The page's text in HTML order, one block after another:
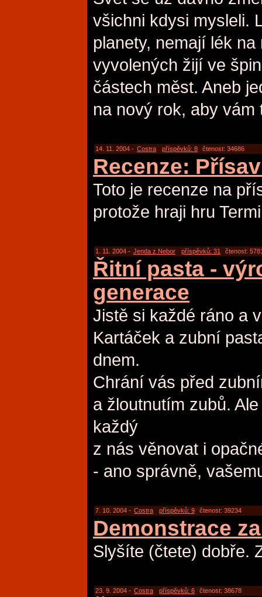
všichni kdysi mysleli.
planety, nemají lék
vyvolených žijí ve
částech měst. Aneb
na nový rok, aby vám
14. 11. 2004 - Costra příspěvků: 8 čtenost: 34686
Recenze:
Toto je recenze na
protože hraji hru
1. 11. 2004 - Jenda z Nebor příspěvků: 31 čtenost:
Řitní pasta -
generace
Jistě si každé ráno a
Kartáček a zubní
dnem.
Chrání vás před
a žloutnutím zubů.
každý
z nás věnovat i
- ano správně,
7. 10. 2004 - Costra příspěvků: 9 čtenost: 39234
Demonstrace
Slyšíte (čtete) dobře.
23. 9. 2004 - Costra příspěvků: 6 čtenost: 38678